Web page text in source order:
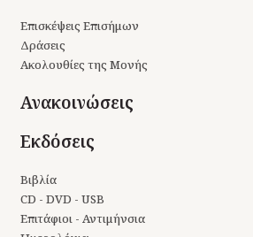
Επισκέψεις Επισήμων
Δράσεις
Ακολουθίες της Μονής
Ανακοινώσεις
Εκδόσεις
Βιβλία
CD - DVD - USB
Επιτάφιοι - Αντιμήνσια